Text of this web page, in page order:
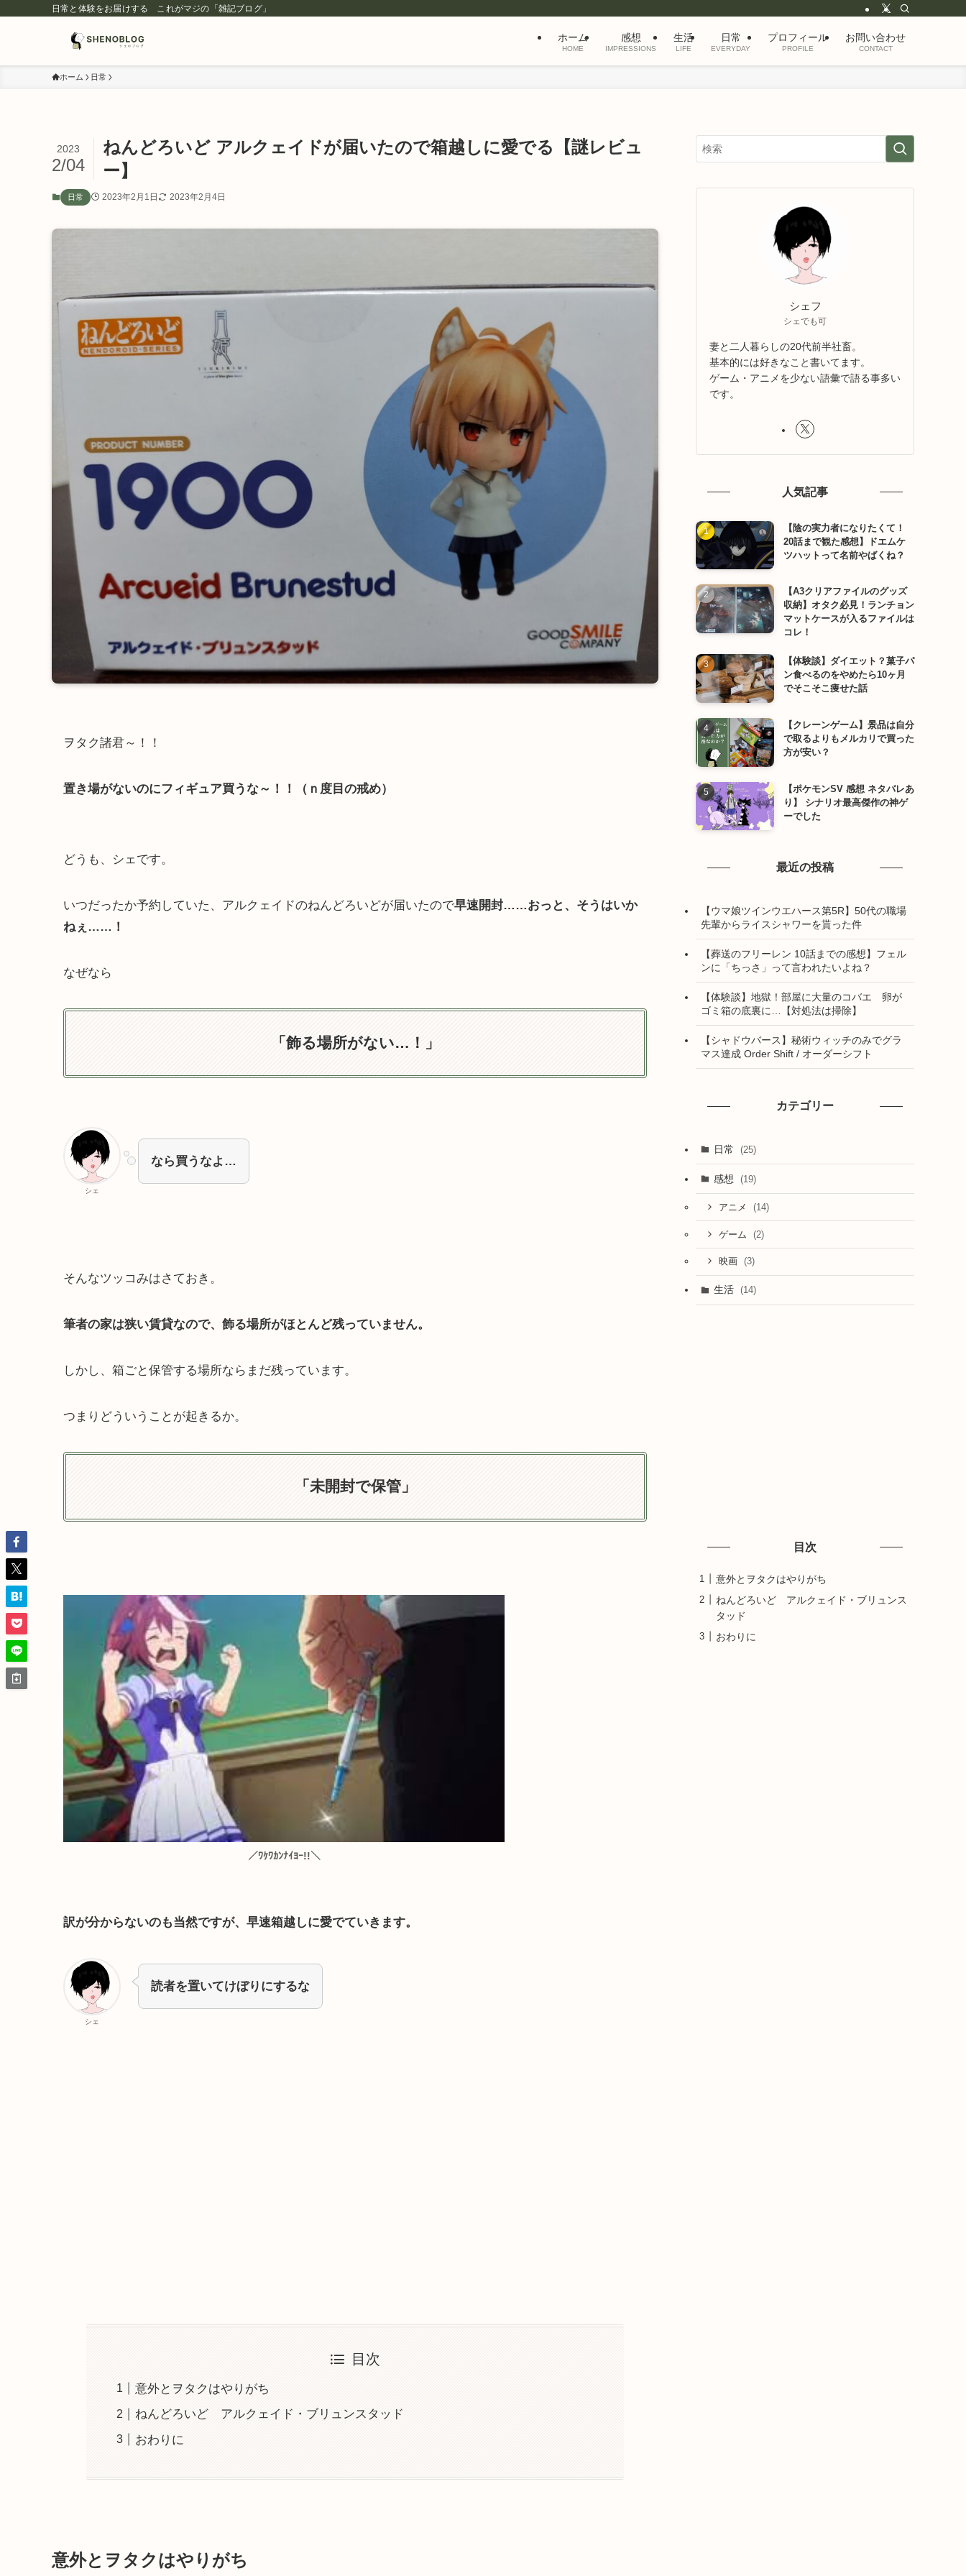
日常と体験をお届けする これがマジの「雑記ブログ」
ホーム
HOME
感想
IMPRESSIONS
生活
LIFE
日常
EVERYDAY
プロフィール
PROFILE
お問い合わせ
CONTACT
ホーム 日常
ねんどろいど アルクェイドが届いたので箱越しに愛でる【謎レビュ
ー】
2023
2/04
日常 2023年2月1日 2023年2月4日
ヲタク諸君～！！
置き場がないのにフィギュア買うな～！！（ｎ度目の戒め）
どうも、シェです。
いつだったか予約していた、アルクェイドのねんどろいどが届いたので早速開封……おっと、そうはいか
ねぇ……！
なぜなら
「飾る場所がない…！」
シェ
なら買うなよ…
そんなツッコみはさておき。
筆者の家は狭い賃貸なので、飾る場所がほとんど残っていません。
しかし、箱ごと保管する場所ならまだ残っています。
つまりどういうことが起きるか。
「未開封で保管」
／ﾜｹﾜｶﾝﾅｲﾖｰ!!＼
訳が分からないのも当然ですが、早速箱越しに愛でていきます。
シェ
読者を置いてけぼりにするな
目次
意外とヲタクはやりがち
ねんどろいど アルクェイド・ブリュンスタッド
おわりに
意外とヲタクはやりがち
シェフ
シェでも可
妻と二人暮らしの20代前半社畜。
基本的には好きなこと書いてます。
ゲーム・アニメを少ない語彙で語る事多い
です。
人気記事
【陰の実力者になりたくて！
20話まで観た感想】ドエムケ
ツハットって名前やばくね？
【A3クリアファイルのグッズ
収納】オタク必見！ランチョン
マットケースが入るファイルは
コレ！
【体験談】ダイエット？菓子パ
ン食べるのをやめたら10ヶ月
でそこそこ痩せた話
【クレーンゲーム】景品は自分
で取るよりもメルカリで買った
方が安い？
【ポケモンSV 感想 ネタバレあ
り】 シナリオ最高傑作の神ゲ
ーでした
最近の投稿
【ウマ娘ツインウエハース第5R】50代の職場
先輩からライスシャワーを貰った件
【葬送のフリーレン 10話までの感想】フェル
ンに「ちっさ」って言われたいよね？
【体験談】地獄！部屋に大量のコバエ 卵が
ゴミ箱の底裏に…【対処法は掃除】
【シャドウバース】秘術ウィッチのみでグラ
マス達成 Order Shift / オーダーシフト
カテゴリー
日常 (25)
感想 (19)
アニメ (14)
ゲーム (2)
映画 (3)
生活 (14)
目次
意外とヲタクはやりがち
ねんどろいど アルクェイド・ブリュンス
タッド
おわりに